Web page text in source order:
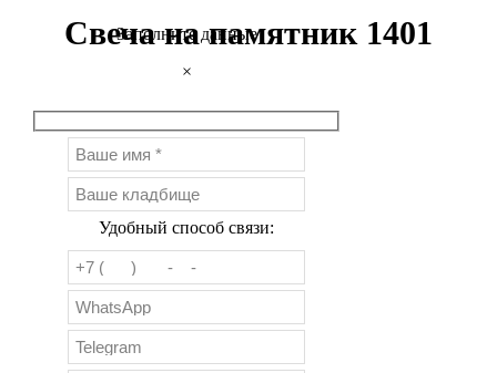
Свеча на памятник 1401
Заполните данные
×
Удобный способ связи: